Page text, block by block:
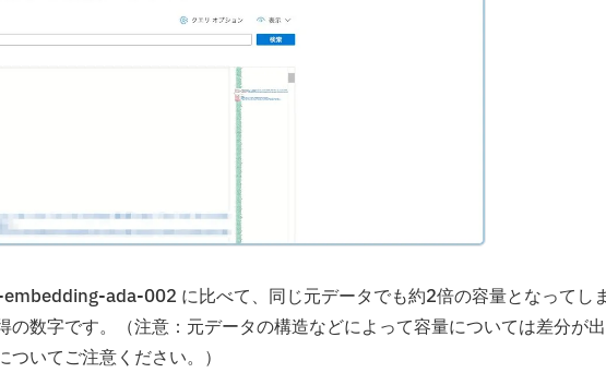
ada-002 に比べて、同じ元データでも約2倍の容量となってし
数字です。（注意：元データの構造などによって容量については差分が
いてご注意ください。）